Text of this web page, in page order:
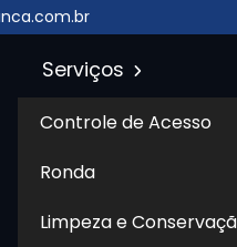
Serviços
Controle de Acesso
Ronda
Limpeza e